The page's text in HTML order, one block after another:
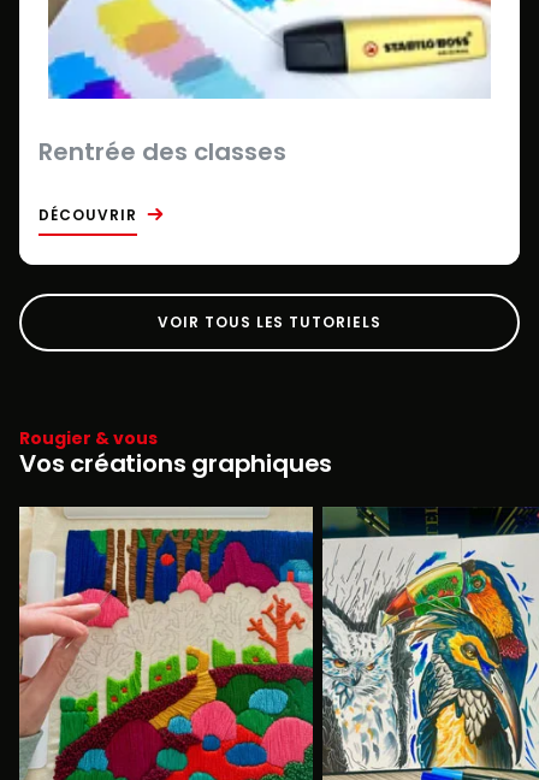
Rentrée des classes
DÉCOUVRIR
VOIR TOUS LES TUTORIELS
Rougier & vous
Vos créations graphiques